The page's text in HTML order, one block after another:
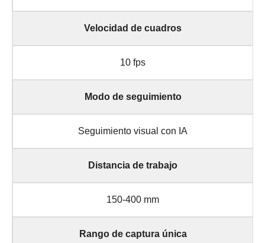
Velocidad de cuadros
10 fps
Modo de seguimiento
Seguimiento visual con IA
Distancia de trabajo
150-400 mm
Rango de captura única